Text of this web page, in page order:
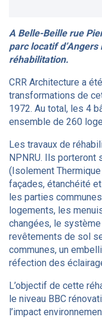
A Belle-Beille rue
parc locatif
réhabilitation.
CRR Architecture a
transformations de
1972. Au total, les 4
ensemble de 260
Les travaux de
NPNRU. Ils porteront
(Isolement Thermique
façades, étanchéité
les parties
logements, les
changées, le
revêtements de sol
communes, un
réfection des
L’objectif de cette
le niveau BBC
l’impact